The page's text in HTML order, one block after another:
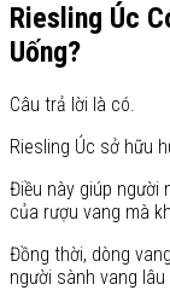
Riesling Úc
Uống?
Câu trả lời là có.
Riesling Úc sở hữu
Điều này giúp người
của rượu vang mà
Đồng thời, dòng
người sành vang lâu